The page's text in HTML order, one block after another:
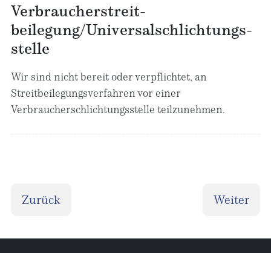
Verbraucher­streit­
beilegung/Universal­schlichtungs­
stelle
Wir sind nicht bereit oder verpflichtet, an
Streitbeilegungsverfahren vor einer
Verbraucherschlichtungsstelle teilzunehmen.
Vorheriger Beitrag: Datenschutz
Zurück Nächster
Weiter